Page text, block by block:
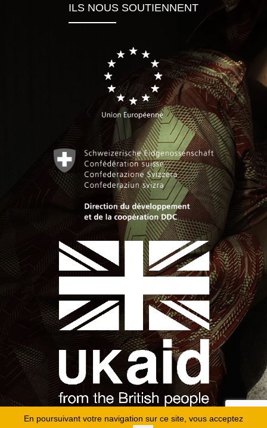
En poursuivant votre navigation sur ce site, vous acceptez
ILS NOUS SOUTIENNENT